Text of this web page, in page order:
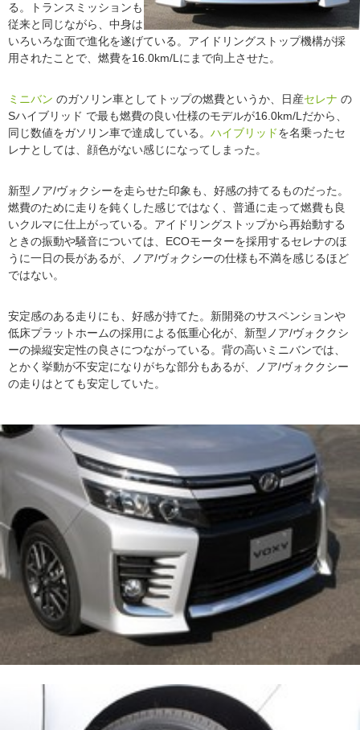
る。トランスミッションも
従来と同じながら、中身は
いろいろな面で進化を遂げている。アイドリングストップ機構が採
用されたことで、燃費を16.0km/Lにまで向上させた。
ミニバン のガソリン車としてトップの燃費というか、日産セレナ の
Sハイブリッド で最も燃費の良い仕様のモデルが16.0km/Lだから、
同じ数値をガソリン車で達成している。 ハイブリッドを名乗ったセ
レナとしては、顔色がない感じになってしまった。
新型ノア/ヴォクシーを走らせた印象も、好感の持てるものだった。
燃費のために走りを鈍くした感じではなく、普通に走って燃費も良
いクルマに仕上がっている。アイドリングストップから再始動する
ときの振動や騒音については、ECOモーターを採用するセレナのほ
うに一日の長があるが、ノア/ヴォクシーの仕様も不満を感じるほど
ではない。
安定感のある走りにも、好感が持てた。新開発のサスペンションや
低床プラットホームの採用による低重心化が、新型ノア/ヴォククシ
ーの操縦安定性の良さにつながっている。背の高いミニバンでは、
とかく挙動が不安定になりがちな部分もあるが、ノア/ヴォククシー
の走りはとても安定していた。